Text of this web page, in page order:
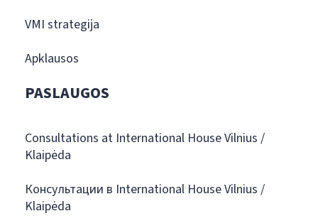
VMI strategija
Apklausos
PASLAUGOS
Consultations at International House Vilnius /
Klaipėda
Консультации в International House Vilnius /
Klaipėda